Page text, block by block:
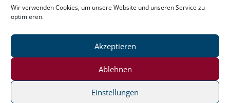
Wir verwenden Cookies, um unsere Website und unseren Service zu
optimieren.
Akzeptieren
Ablehnen
Einstellungen
Datenschutzerklärung
Impressum
Pressemitteilungen
Barrierefreiheit